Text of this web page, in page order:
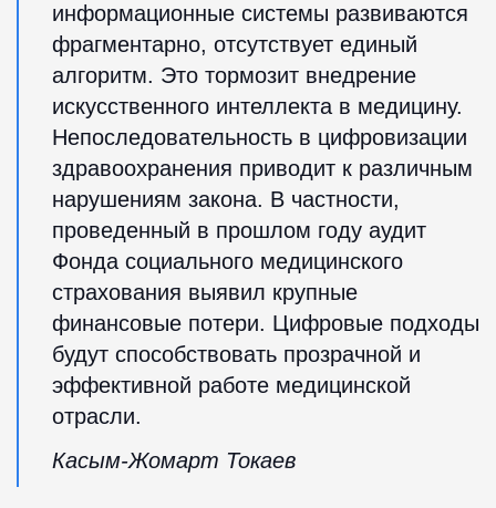
информационные системы развиваются
фрагментарно, отсутствует единый
алгоритм. Это тормозит внедрение
искусственного интеллекта в медицину.
Непоследовательность в цифровизации
здравоохранения приводит к различным
нарушениям закона. В частности,
проведенный в прошлом году аудит
Фонда социального медицинского
страхования выявил крупные
финансовые потери. Цифровые подходы
будут способствовать прозрачной и
эффективной работе медицинской
отрасли.
Касым-Жомарт Токаев